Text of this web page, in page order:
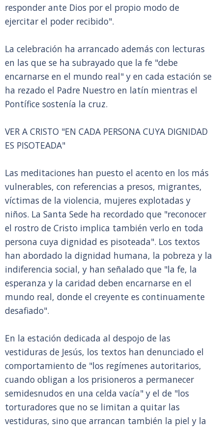
responder ante Dios por el propio modo de
ejercitar el poder recibido".
La celebración ha arrancado además con lecturas
en las que se ha subrayado que la fe "debe
encarnarse en el mundo real" y en cada estación se
ha rezado el Padre Nuestro en latín mientras el
Pontífice sostenía la cruz.
VER A CRISTO "EN CADA PERSONA CUYA DIGNIDAD
ES PISOTEADA"
Las meditaciones han puesto el acento en los más
vulnerables, con referencias a presos, migrantes,
víctimas de la violencia, mujeres explotadas y
niños. La Santa Sede ha recordado que "reconocer
el rostro de Cristo implica también verlo en toda
persona cuya dignidad es pisoteada". Los textos
han abordado la dignidad humana, la pobreza y la
indiferencia social, y han señalado que "la fe, la
esperanza y la caridad deben encarnarse en el
mundo real, donde el creyente es continuamente
desafiado".
En la estación dedicada al despojo de las
vestiduras de Jesús, los textos han denunciado el
comportamiento de "los regímenes autoritarios,
cuando obligan a los prisioneros a permanecer
semidesnudos en una celda vacía" y el de "los
torturadores que no se limitan a quitar las
vestiduras, sino que arrancan también la piel y la